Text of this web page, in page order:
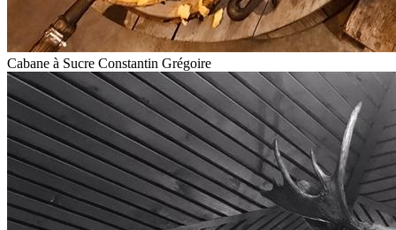
Cabane à Sucre Constantin Grégoire